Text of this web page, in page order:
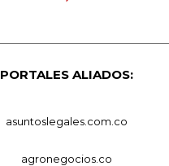
PORTALES ALIADOS:
asuntoslegales.com.co
agronegocios.co